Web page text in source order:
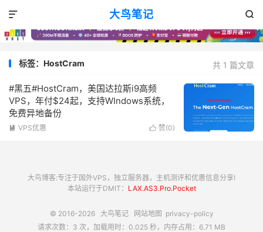
大鸟笔记 

共 1 篇文章
标签：HostCram
#黑五#HostCram，美国达拉斯i9高频
VPS，年付$24起，支持WIndows系统，
免费异地备份
 赞(0)
 VPS优惠
大鸟博客:专注于国外VPS，独立服务器，主机测评和优惠信息分享!
本站运行于DMIT： LAX.AS3.Pro.Pocket
© 2016-2026 大鸟笔记 网站地图 privacy-policy
请求次数：3 次，加载用时：0.025 秒，内存占用：6.71 MB